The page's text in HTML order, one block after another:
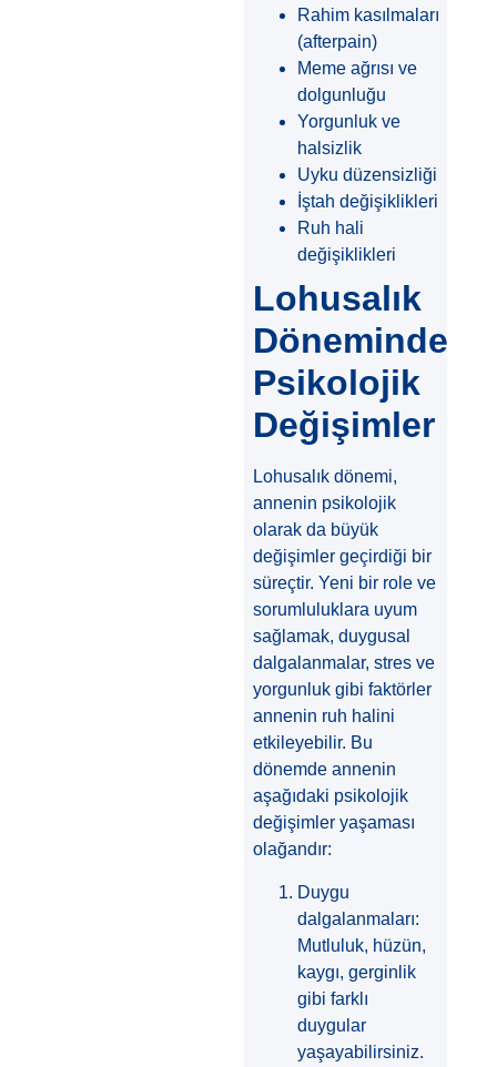
Rahim kasılmaları
(afterpain)
Meme ağrısı ve
dolgunluğu
Yorgunluk ve
halsizlik
Uyku düzensizliği
İştah değişiklikleri
Ruh hali
değişiklikleri
Lohusalık
Döneminde
Psikolojik
Değişimler
Lohusalık dönemi,
annenin psikolojik
olarak da büyük
değişimler geçirdiği bir
süreçtir. Yeni bir role ve
sorumluluklara uyum
sağlamak, duygusal
dalgalanmalar, stres ve
yorgunluk gibi faktörler
annenin ruh halini
etkileyebilir. Bu
dönemde annenin
aşağıdaki psikolojik
değişimler yaşaması
olağandır:
Duygu
dalgalanmaları:
Mutluluk, hüzün,
kaygı, gerginlik
gibi farklı
duygular
yaşayabilirsiniz.